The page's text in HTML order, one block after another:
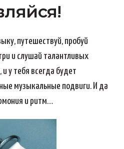
путешествуй, пробуй
и слушай талантливых
у тебя всегда будет
музыкальные подвиги. И да
и ритм…